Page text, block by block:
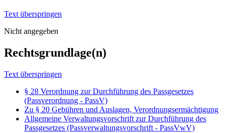
Text überspringen
Nicht angegeben
Rechtsgrundlage(n)
Text überspringen
§ 28 Verordnung zur Durchführung des Passgesetzes
(Passverordnung - PassV)
Zu § 20 Gebühren und Auslagen, Verordnungsermächtigung
Allgemeine Verwaltungsvorschrift zur Durchführung des
Passgesetzes (Passverwaltungsvorschrift - PassVwV)